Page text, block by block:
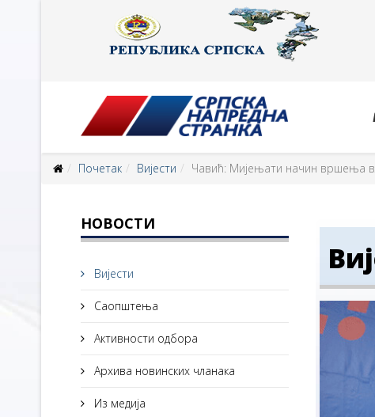
Почетак Вијести Чавић: Мијењати начин вршења
НОВОСТИ
Вијести
Саопштења
Активности одбора
Архива новинских чланака
Из медија